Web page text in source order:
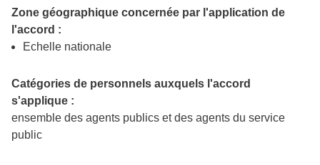
Zone géographique concernée par l'application de
l'accord :
Echelle nationale
Catégories de personnels auxquels l'accord
s'applique :
ensemble des agents publics et des agents du service
public